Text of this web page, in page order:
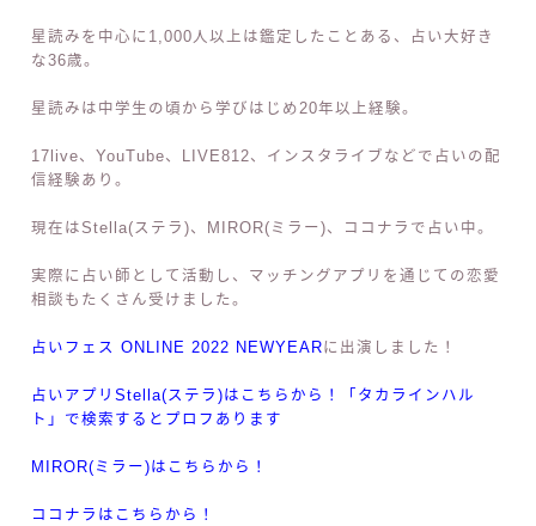
星読みを中心に1,000人以上は鑑定したことある、占い大好き
な36歳。
星読みは中学生の頃から学びはじめ20年以上経験。
17live、YouTube、LIVE812、インスタライブなどで占いの配
信経験あり。
現在はStella(ステラ)、MIROR(ミラー)、ココナラで占い中。
実際に占い師として活動し、マッチングアプリを通じての恋愛
相談もたくさん受けました。
占いフェス ONLINE 2022 NEWYEARに出演しました！
占いアプリStella(ステラ)はこちらから！「タカラインハル
ト」で検索するとプロフあります
MIROR(ミラー)はこちらから！
ココナラはこちらから！